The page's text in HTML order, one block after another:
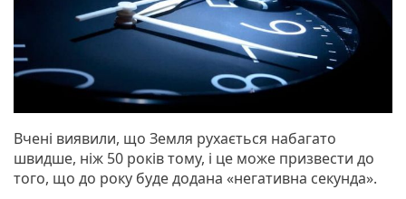
Вчені виявили, що Земля рухається набагато
швидше, ніж 50 років тому, і це може призвести до
того, що до року буде додана «негативна секунда».